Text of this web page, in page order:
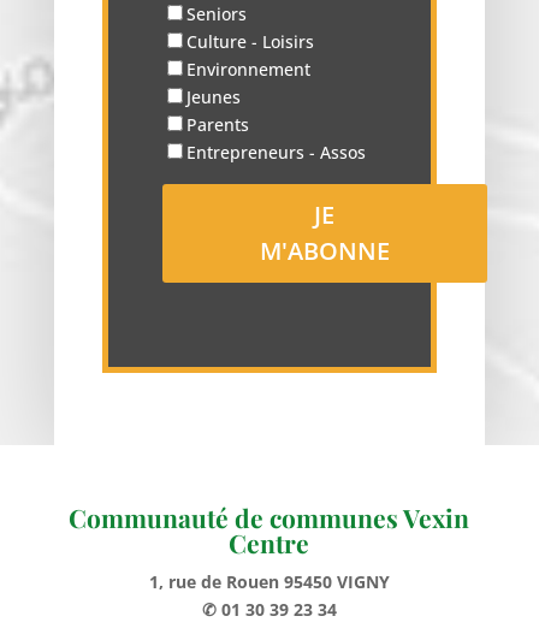
Seniors
Culture - Loisirs
Environnement
Jeunes
Parents
Entrepreneurs - Assos
Communauté de communes Vexin
Centre
1, rue de Rouen 95450 VIGNY
✆ 01 30 39 23 34